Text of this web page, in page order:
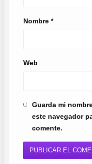
Nombre *
Web
Guarda mi
este navegador
comente.